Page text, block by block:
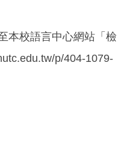
校語言中心網站「檢
p/404-1079-